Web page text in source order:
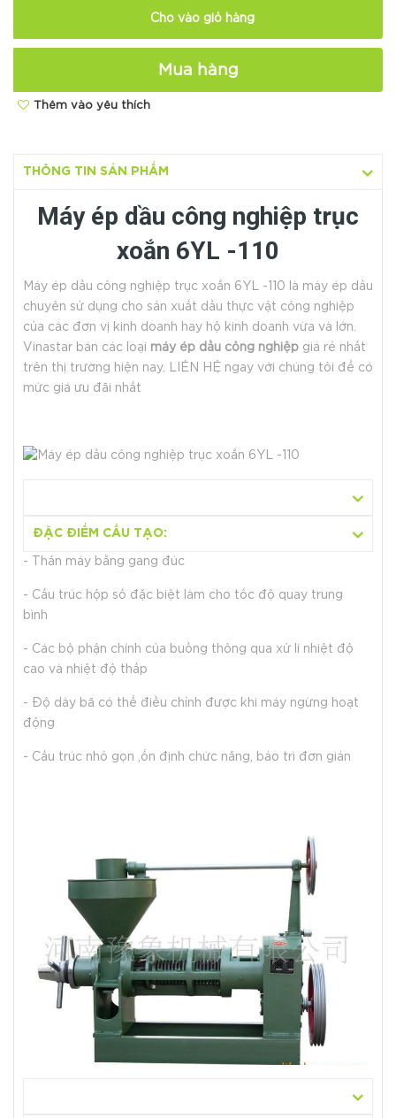
Cho vào giỏ hàng
Mua hàng
Thêm vào yêu thích
THÔNG TIN SẢN PHẨM
Máy ép dầu công nghiệp trục
xoắn 6YL -110
Máy ép dầu công nghiệp trục xoắn 6YL -110 là máy ép dầu
chuyên sử dụng cho sản xuất dầu thực vật công nghiệp
của các đơn vị kinh doanh hay hộ kinh doanh vừa và lớn.
Vinastar bán các loại máy ép dầu công nghiệp giá rẻ nhất
trên thị trường hiện nay. LIÊN HỆ ngay với chúng tôi để có
mức giá ưu đãi nhất
ĐẶC ĐIỂM CẤU TẠO:
- Thân máy bằng gang đúc
- Cấu trúc hộp số đặc biệt làm cho tốc độ quay trung
bình
- Các bộ phận chính của buồng thông qua xử lí nhiệt độ
cao và nhiệt độ thấp
- Độ dày bã có thể điều chỉnh được khi máy ngừng hoạt
động
- Cấu trúc nhỏ gọn ,ổn định chức năng, bảo trì đơn giản